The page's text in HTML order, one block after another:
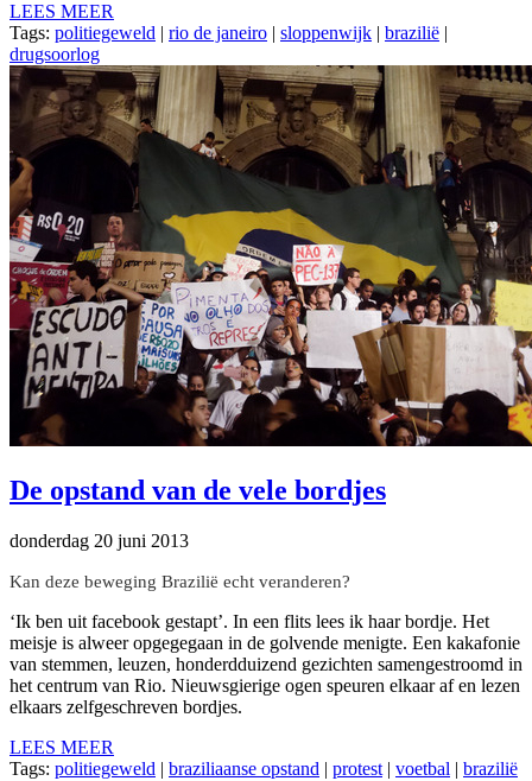
LEES MEER
Tags: politiegeweld rio de janeiro sloppenwijk brazilië
drugsoorlog
De opstand van de vele bordjes
donderdag 20 juni 2013
Kan deze beweging Brazilië echt veranderen?
‘Ik ben uit facebook gestapt’. In een flits lees ik haar bordje. Het
meisje is alweer opgegegaan in de golvende menigte. Een kakafonie
van stemmen, leuzen, honderdduizend gezichten samengestroomd in
het centrum van Rio. Nieuwsgierige ogen speuren elkaar af en lezen
elkaars zelfgeschreven bordjes.
LEES MEER
Tags: politiegeweld | braziliaanse opstand | protest | voetbal | brazilië